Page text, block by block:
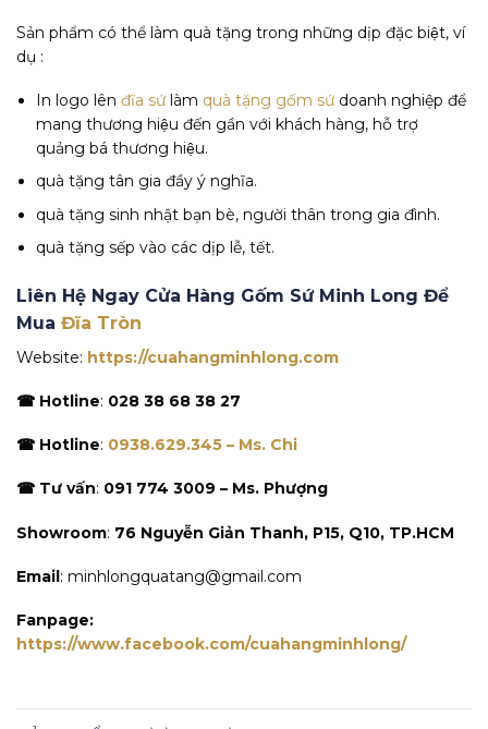
Sản phẩm có thể làm quà tặng trong những dịp đặc biệt, ví
dụ :
In logo lênđĩa sứlàm quà tặng gốm sứdoanh nghiệp để
mang thương hiệu đến gần với khách hàng, hỗ trợ
quảng bá thương hiệu.
quà tặng tân gia đầy ý nghĩa.
quà tặng sinh nhật bạn bè, người thân trong gia đình.
quà tặng sếp vào các dịp lễ, tết.
Liên Hệ Ngay Cửa Hàng Gốm Sứ Minh Long Để
Mua Đĩa Tròn
Website: https://cuahangminhlong.com
☎ Hotline: 028 38 68 38 27
☎ Hotline: 0938.629.345 – Ms. Chi
☎ Tư vấn: 091 774 3009 – Ms. Phượng
Showroom: 76 Nguyễn Giản Thanh, P15, Q10, TP.HCM
Email: minhlongquatang@gmail.com
Fanpage:
https://www.facebook.com/cuahangminhlong/